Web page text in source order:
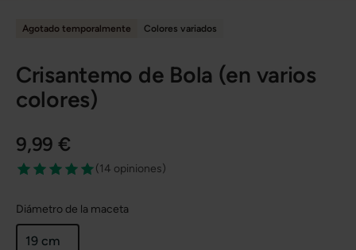
Agotado temporalmente Colores variados
Crisantemo de Bola (en varios
colores)
9,99 €
(14 opiniones)
Diámetro de la maceta
19 cm